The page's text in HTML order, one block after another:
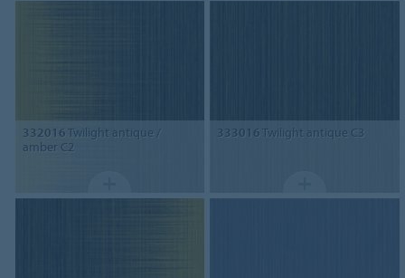
332016Twilight antique /
amber C2
333016Twilight antique C3